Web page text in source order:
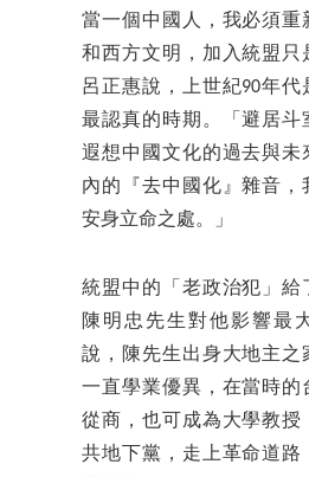
當一個中國人，我必須重
和西方文明，加入統盟只
呂正惠說，上世紀90年代
最認真的時期。「避居斗
遐想中國文化的過去與未
內的『去中國化』雜音，
安身立命之處。」
統盟中的「老政治犯」給
陳明忠先生對他影響最
說，陳先生出身大地主之
一直學業優異，在當時的
從商，也可成為大學教授
共地下黨，走上革命道路